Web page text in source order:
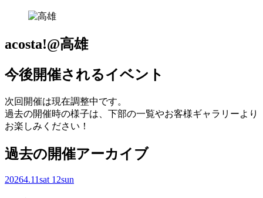
acosta!@高雄
今後開催されるイベント
次回開催は現在調整中です。
過去の開催時の様子は、下部の一覧やお客様ギャラリーより
お楽しみください！
過去の開催アーカイブ
20264.11sat12sun